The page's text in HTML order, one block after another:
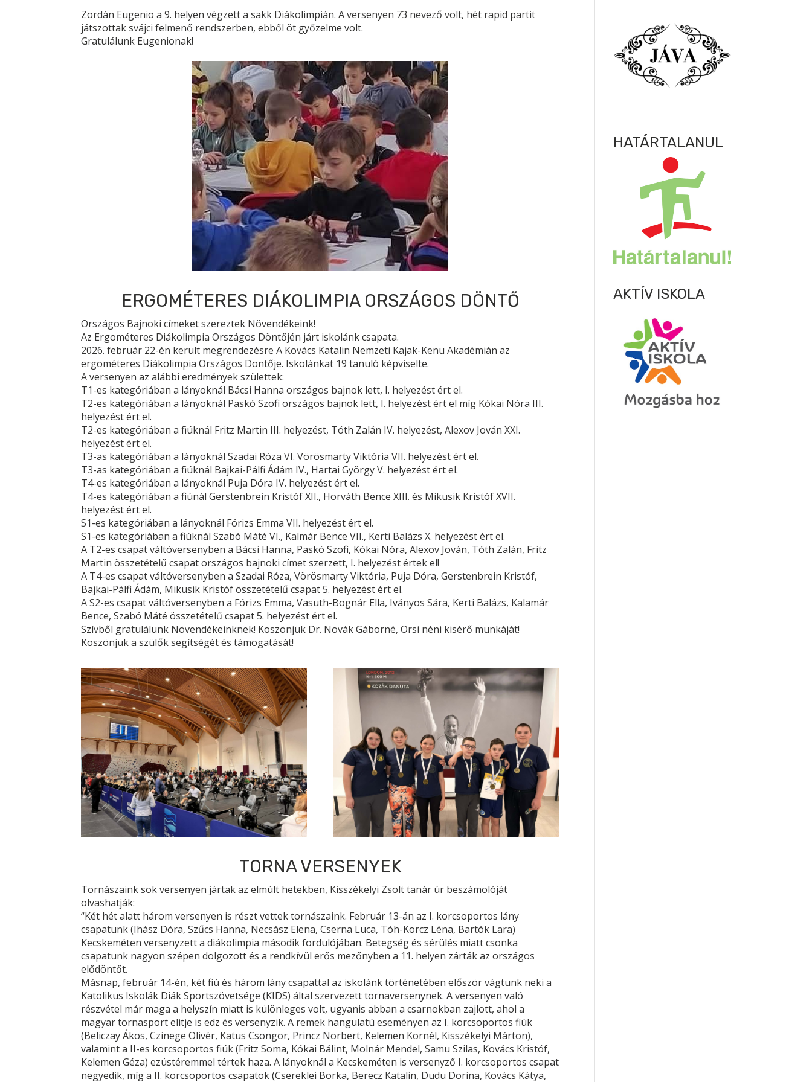
Zordán Eugenio a 9. helyen végzett a sakk Diákolimpián. A versenyen 73 nevező volt, hét rapid partit
játszottak svájci felmenő rendszerben, ebből öt győzelme volt.
Gratulálunk Eugenionak!
ERGOMÉTERES DIÁKOLIMPIA ORSZÁGOS DÖNTŐ
Országos Bajnoki címeket szereztek Növendékeink!
Az Ergométeres Diákolimpia Országos Döntőjén járt iskolánk csapata.
2026. február 22-én került megrendezésre A Kovács Katalin Nemzeti Kajak-Kenu Akadémián az
ergométeres Diákolimpia Országos Döntője. Iskolánkat 19 tanuló képviselte.
A versenyen az alábbi eredmények születtek:
T1-es kategóriában a lányoknál Bácsi Hanna országos bajnok lett, I. helyezést ért el.
T2-es kategóriában a lányoknál Paskó Szofi országos bajnok lett, I. helyezést ért el míg Kókai Nóra III.
helyezést ért el.
T2-es kategóriában a fiúknál Fritz Martin III. helyezést, Tóth Zalán IV. helyezést, Alexov Jován XXI.
helyezést ért el.
T3-as kategóriában a lányoknál Szadai Róza VI. Vörösmarty Viktória VII. helyezést ért el.
T3-as kategóriában a fiúknál Bajkai-Pálfi Ádám IV., Hartai György V. helyezést ért el.
T4-es kategóriában a lányoknál Puja Dóra IV. helyezést ért el.
T4-es kategóriában a fiúnál Gerstenbrein Kristóf XII., Horváth Bence XIII. és Mikusik Kristóf XVII.
helyezést ért el.
S1-es kategóriában a lányoknál Fórizs Emma VII. helyezést ért el.
S1-es kategóriában a fiúknál Szabó Máté VI., Kalmár Bence VII., Kerti Balázs X. helyezést ért el.
A T2-es csapat váltóversenyben a Bácsi Hanna, Paskó Szofi, Kókai Nóra, Alexov Jován, Tóth Zalán, Fritz
Martin összetételű csapat országos bajnoki címet szerzett, I. helyezést értek el!
A T4-es csapat váltóversenyben a Szadai Róza, Vörösmarty Viktória, Puja Dóra, Gerstenbrein Kristóf,
Bajkai-Pálfi Ádám, Mikusik Kristóf összetételű csapat 5. helyezést ért el.
A S2-es csapat váltóversenyben a Fórizs Emma, Vasuth-Bognár Ella, Iványos Sára, Kerti Balázs, Kalamár
Bence, Szabó Máté összetételű csapat 5. helyezést ért el.
Szívből gratulálunk Növendékeinknek! Köszönjük Dr. Novák Gáborné, Orsi néni kisérő munkáját!
Köszönjük a szülők segítségét és támogatását!
TORNA VERSENYEK
Tornászaink sok versenyen jártak az elmúlt hetekben, Kisszékelyi Zsolt tanár úr beszámolóját
olvashatják:
“Két hét alatt három versenyen is részt vettek tornászaink. Február 13-án az I. korcsoportos lány
csapatunk (Ihász Dóra, Szűcs Hanna, Necsász Elena, Cserna Luca, Tóh-Korcz Léna, Bartók Lara)
Kecskeméten versenyzett a diákolimpia második fordulójában. Betegség és sérülés miatt csonka
csapatunk nagyon szépen dolgozott és a rendkívül erős mezőnyben a 11. helyen zárták az országos
elődöntőt.
Másnap, február 14-én, két fiú és három lány csapattal az iskolánk történetében először vágtunk neki a
Katolikus Iskolák Diák Sportszövetsége (KIDS) által szervezett tornaversenynek. A versenyen való
részvétel már maga a helyszín miatt is különleges volt, ugyanis abban a csarnokban zajlott, ahol a
magyar tornasport elitje is edz és versenyzik. A remek hangulatú eseményen az I. korcsoportos fiúk
(Beliczay Ákos, Czinege Olivér, Katus Csongor, Princz Norbert, Kelemen Kornél, Kisszékelyi Márton),
valamint a II-es korcsoportos fiúk (Fritz Soma, Kókai Bálint, Molnár Mendel, Samu Szilas, Kovács Kristóf,
Kelemen Géza) ezüstéremmel tértek haza. A lányoknál a Kecskeméten is versenyző I. korcsoportos csapat
negyedik, míg a II. korcsoportos csapatok (Csereklei Borka, Berecz Katalin, Dudu Dorina, Kovács Kátya,
HATÁRTALANUL
AKTÍV ISKOLA